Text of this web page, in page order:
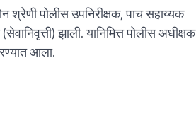
श्रेणी पोलीस उपनिरीक्षक, पाच सहाय्यक
झाली. यानिमित्त पोलीस अधीक्षक
आला.